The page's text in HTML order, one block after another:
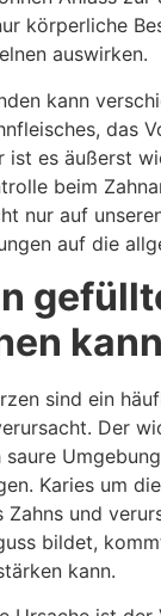
körperliche
auswirken.
kann
das
ist es äußerst
beim
nur auf
auf die
kann
sind ein
Der
saure
Karies um
und
bildet,
kann.